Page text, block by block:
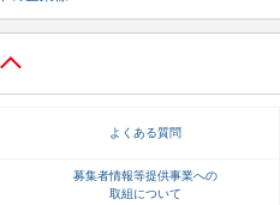
よくある質問
不明点があればこちら
よくある質問
募集者情報等提供事業への
取組について